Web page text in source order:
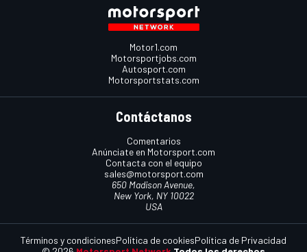
Motor1.com
Motorsportjobs.com
Autosport.com
Motorsportstats.com
Contáctanos
Comentarios
Anúnciate en Motorsport.com
Contacta con el equipo
sales@motorsport.com
650 Madison Avenue,
New York, NY 10022
USA
Términos y condicionesPolítica de cookiesPolítica de Privacidad